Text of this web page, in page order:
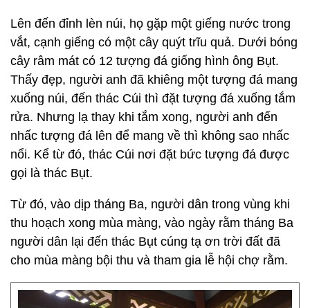
Lên đến đỉnh lèn núi, họ gặp một giếng nước trong
vắt, cạnh giếng có một cây quýt trĩu quả. Dưới bóng
cây râm mát có 12 tượng đá giống hình ông Bụt.
Thấy đẹp, người anh đã khiêng một tượng đá mang
xuống núi, đến thác Cúi thì đặt tượng đá xuống tắm
rửa. Nhưng lạ thay khi tắm xong, người anh đến
nhấc tượng đá lên để mang về thì không sao nhấc
nổi. Kể từ đó, thác Cúi nơi đặt bức tượng đá được
gọi là thác Bụt.
Từ đó, vào dịp tháng Ba, người dân trong vùng khi
thu hoạch xong mùa màng, vào ngày rằm tháng Ba
người dân lại đến thác Bụt cúng tạ ơn trời đất đã
cho mùa màng bội thu và tham gia lễ hội chợ rằm.